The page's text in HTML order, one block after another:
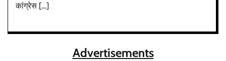
कांग्रेस […]
Advertisements